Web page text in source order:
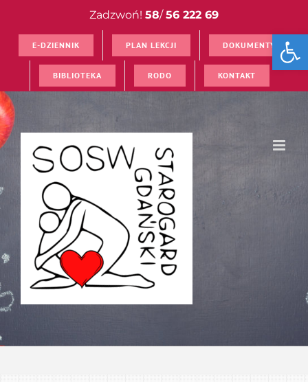
zawartości
Zadzwoń! 58/56 222 69
E-DZIENNIK PLAN LEKCJI DOKUMENTY
BIBLIOTEKA RODO KONTAKT